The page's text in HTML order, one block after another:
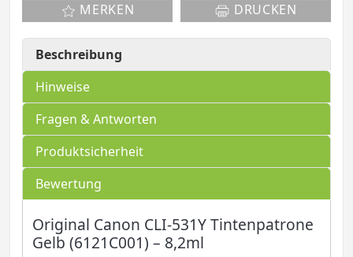
MERKEN DRUCKEN
Beschreibung
Hinweise
Fragen & Antworten
Produktsicherheit
Bewertung
Original Canon CLI-531Y Tintenpatrone
Gelb (6121C001) – 8,2ml